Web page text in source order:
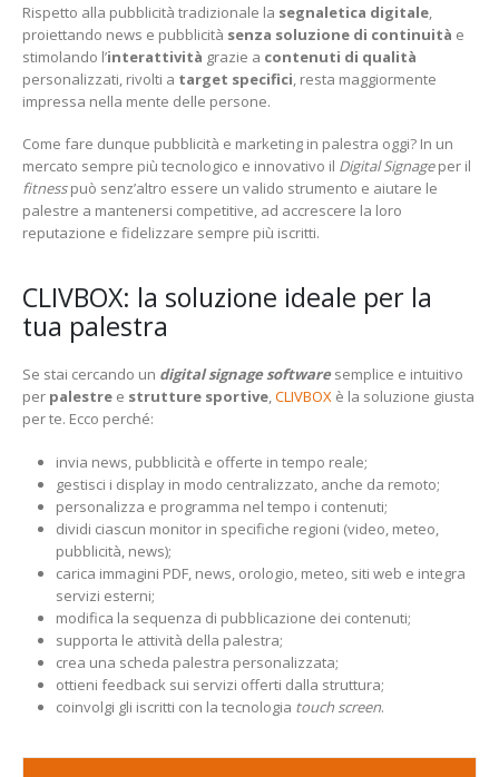
Rispetto alla pubblicità tradizionale la segnaletica digitale,
proiettando news e pubblicità senza soluzione di continuità e
stimolando l’interattività grazie a contenuti di qualità
personalizzati, rivolti a target specifici, resta maggiormente
impressa nella mente delle persone.
Come fare dunque pubblicità e marketing in palestra oggi? In un
mercato sempre più tecnologico e innovativo il Digital Signageper il
fitnesspuò senz’altro essere un valido strumento e aiutare le
palestre a mantenersi competitive, ad accrescere la loro
reputazione e fidelizzare sempre più iscritti.
CLIVBOX: la soluzione ideale per la
tua palestra
Se stai cercando un digital signage softwaresemplice e intuitivo
per palestre e strutture sportive,CLIVBOX è la soluzione giusta
per te. Ecco perché:
invia news, pubblicità e offerte in tempo reale;
gestisci i display in modo centralizzato, anche da remoto;
personalizza e programma nel tempo i contenuti;
dividi ciascun monitor in specifiche regioni (video, meteo,
pubblicità, news);
carica immagini PDF, news, orologio, meteo, siti web e integra
servizi esterni;
modifica la sequenza di pubblicazione dei contenuti;
supporta le attività della palestra;
crea una scheda palestra personalizzata;
ottieni feedback sui servizi offerti dalla struttura;
coinvolgi gli iscritti con la tecnologia touch screen.